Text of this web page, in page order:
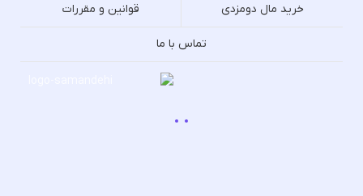
خرید مال دومزدی قوانین و مقررات
تماس با ما